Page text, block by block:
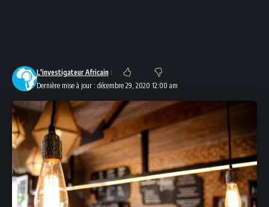
Dernière mise à jour : décembre 29, 2020 12:00 am
L'investigateur Africain